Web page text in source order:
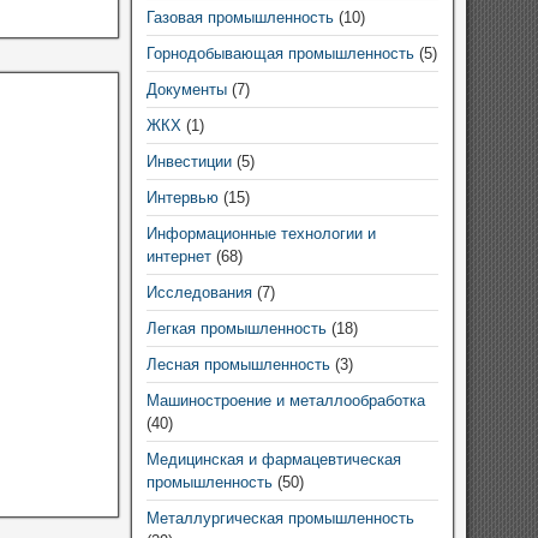
Газовая промышленность(10)
Горнодобывающая промышленность(5)
Документы(7)
ЖКХ(1)
Инвестиции(5)
Интервью(15)
Информационные технологии и
интернет(68)
Исследования(7)
Легкая промышленность(18)
Лесная промышленность(3)
Машиностроение и металлообработка
(40)
Медицинская и фармацевтическая
промышленность(50)
Металлургическая промышленность